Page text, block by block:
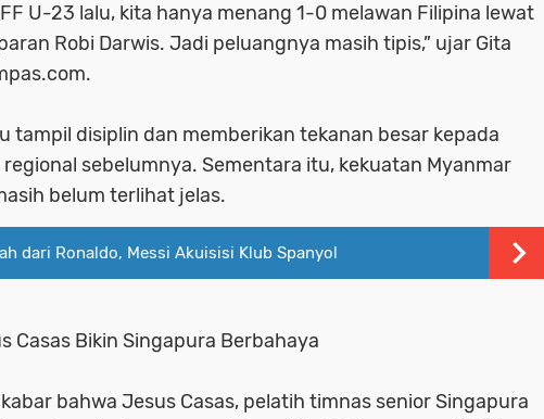
U-23 lalu, kita hanya menang 1-0 melawan Filipina lewat
Robi Darwis. Jadi peluangnya masih tipis,” ujar Gita
tampil disiplin dan memberikan tekanan besar kepada
sebelumnya. Sementara itu, kekuatan Myanmar
belum terlihat jelas.
dari Ronaldo, Messi Akuisisi Klub Spanyol
Casas Bikin Singapura Berbahaya
bahwa Jesus Casas, pelatih timnas senior Singapura